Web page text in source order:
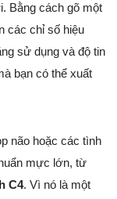
Bằng cách gõ một
các chỉ số hiệu
sử dụng và độ tin
bạn có thể xuất
não hoặc các tình
mực lớn, từ
C4. Vì nó là một